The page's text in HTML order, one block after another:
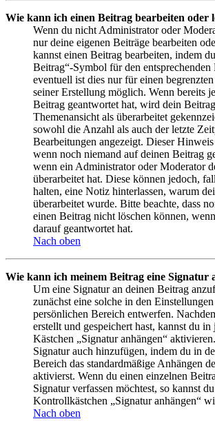
Wie kann ich einen Beitrag bearbeiten oder
Wenn du nicht Administrator oder
nur deine eigenen Beiträge bearbeiten
kannst einen Beitrag bearbeiten, indem
Beitrag“-Symbol für den
eventuell ist dies nur für einen
seiner Erstellung möglich. Wenn bereits
Beitrag geantwortet hat, wird dein
Themenansicht als überarbeitet
sowohl die Anzahl als auch der letzte
Bearbeitungen angezeigt. Dieser
wenn noch niemand auf deinen Beitrag
wenn ein Administrator oder Moderator
überarbeitet hat. Diese können jedoch,
halten, eine Notiz hinterlassen, warum
überarbeitet wurde. Bitte beachte, dass
einen Beitrag nicht löschen können,
darauf geantwortet hat.
Nach oben
Wie kann ich meinem Beitrag eine Signatur
Um eine Signatur an deinen Beitrag
zunächst eine solche in den
persönlichen Bereich entwerfen.
erstellt und gespeichert hast, kannst du in
Kästchen „Signatur anhängen“
Signatur auch hinzufügen, indem du in
Bereich das standardmäßige Anhängen
aktivierst. Wenn du einen einzelnen
Signatur verfassen möchtest, so kannst
Kontrollkästchen „Signatur anhängen“
Nach oben